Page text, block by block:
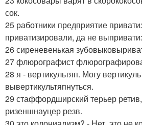
сок.
25 работники предприятие
приватизировали, да не
26 сиреневенькая
27 флюрографист
28 я - вертикультяп. Могу
вывертикультяпнуться.
29 стаффордширский терьер
ризеншнауцер резв.